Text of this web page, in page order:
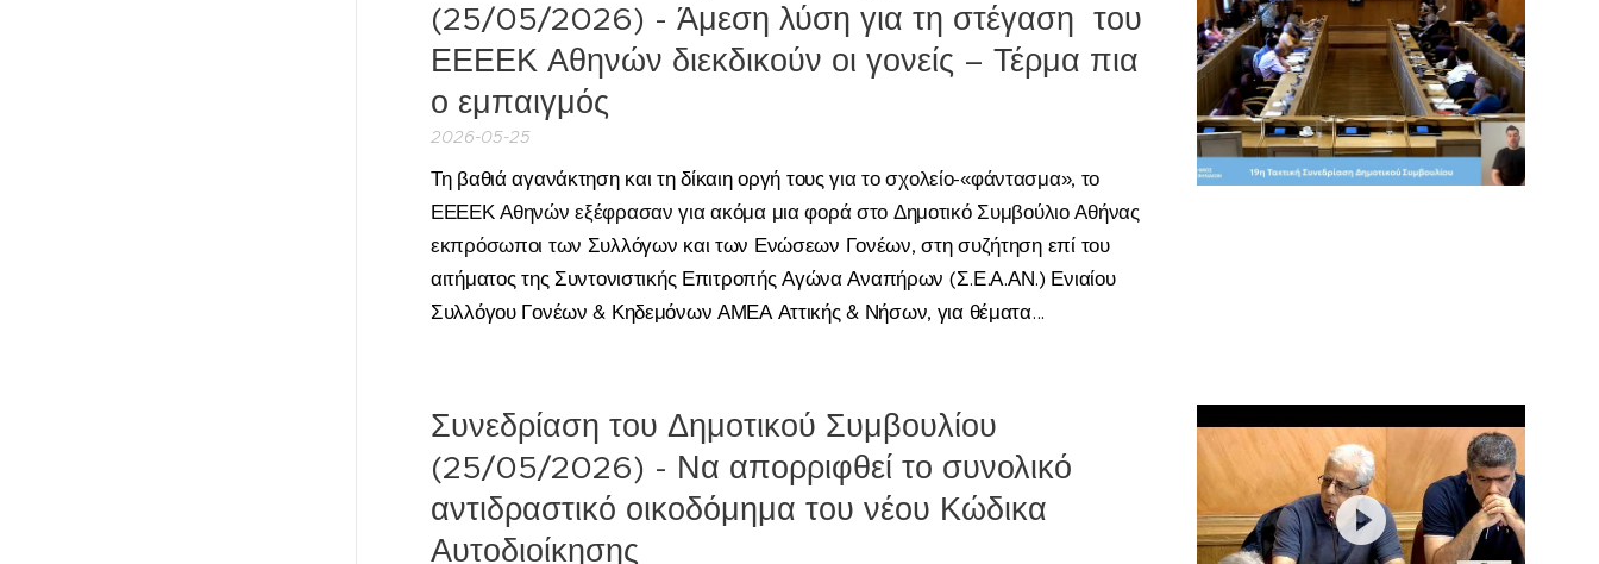
(25/05/2026) - Άμεση λύση για τη στέγαση του
ΕΕΕΕΚ Αθηνών διεκδικούν οι γονείς – Τέρμα πια
ο εμπαιγμός
2026-05-25
Τη βαθιά αγανάκτηση και τη δίκαιη οργή τουςγια το σχολείο-«φάντασμα», το
ΕΕΕΕΚ Αθηνών εξέφρασαν για ακόμα μια φορά στο Δημοτικό Συμβούλιο Αθήνας
εκπρόσωποι των Συλλόγων καιτων Ενώσεων Γονέων, στη συζήτηση επί του
αιτήματος της Συντονιστικής Επιτροπής Αγώνα Αναπήρων (Σ.Ε.Α.ΑΝ.) Ενιαίου
Συλλόγου Γονέων & Κηδεμόνων ΑΜΕΑ Αττικής & Νήσων, για θέματα...
Συνεδρίαση του Δημοτικού Συμβουλίου
(25/05/2026) - Να απορριφθεί το συνολικό
αντιδραστικό οικοδόμημα του νέου Κώδικα
Αυτοδιοίκησης